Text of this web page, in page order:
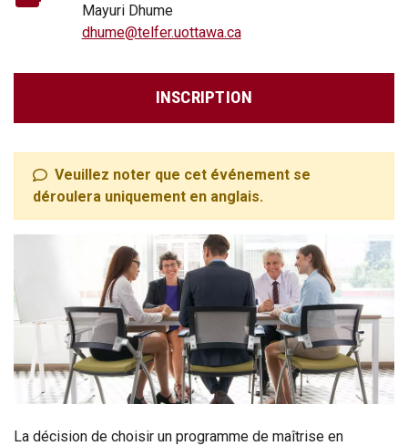
Mayuri Dhume
dhume@telfer.uottawa.ca
INSCRIPTION
Veuillez noter que cet événement se
déroulera uniquement en anglais.
La décision de choisir un programme de maîtrise en